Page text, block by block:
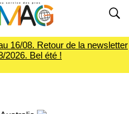
16/08. Retour de la newsletter
2026. Bel été !